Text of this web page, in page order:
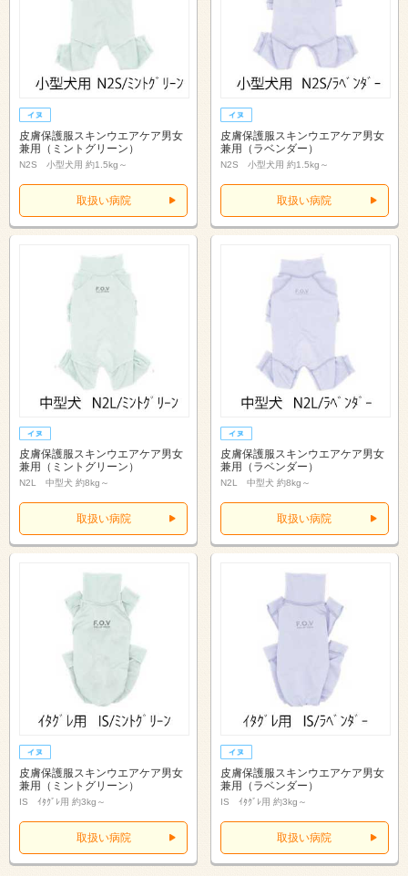
皮膚保護服スキンウエアケア男女
兼用（ミントグリーン）
N2S 小型犬用 約1.5kg～
取扱い病院
皮膚保護服スキンウエアケア男女
兼用（ラベンダー）
N2S 小型犬用 約1.5kg～
取扱い病院
皮膚保護服スキンウエアケア男女
兼用（ミントグリーン）
N2L 中型犬 約8kg～
取扱い病院
皮膚保護服スキンウエアケア男女
兼用（ラベンダー）
N2L 中型犬 約8kg～
取扱い病院
皮膚保護服スキンウエアケア男女
兼用（ミントグリーン）
IS ｲﾀｸﾞﾚ用 約3kg～
取扱い病院
皮膚保護服スキンウエアケア男女
兼用（ラベンダー）
IS ｲﾀｸﾞﾚ用 約3kg～
取扱い病院